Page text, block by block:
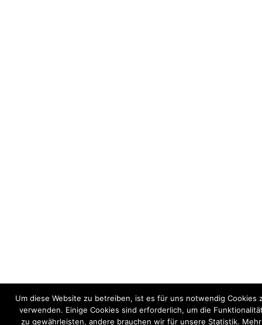
Um diese Website zu betreiben, ist es für uns notwendig Cookies
verwenden. Einige Cookies sind erforderlich, um die
zu gewährleisten, andere brauchen wir für unsere Statistik. Mehr